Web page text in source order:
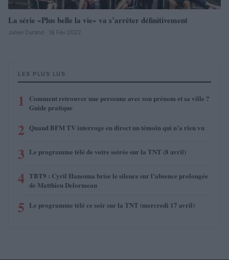
La série «Plus belle la vie» va s’arrêter définitivement
Julien Durand · 18 Fév 2022
LES PLUS LUS
1
Comment retrouver une personne avec son prénom et sa ville ?
Guide pratique
2 Quand BFM TV interroge en direct un témoin qui n’a rien vu
3 Le programme télé de votre soirée sur la TNT (8 avril)
4 TBT9 : Cyril Hanouna brise le silence sur l’absence prolongée
de Matthieu Delormeau
5 Le programme télé ce soir sur la TNT (mercredi 17 avril)